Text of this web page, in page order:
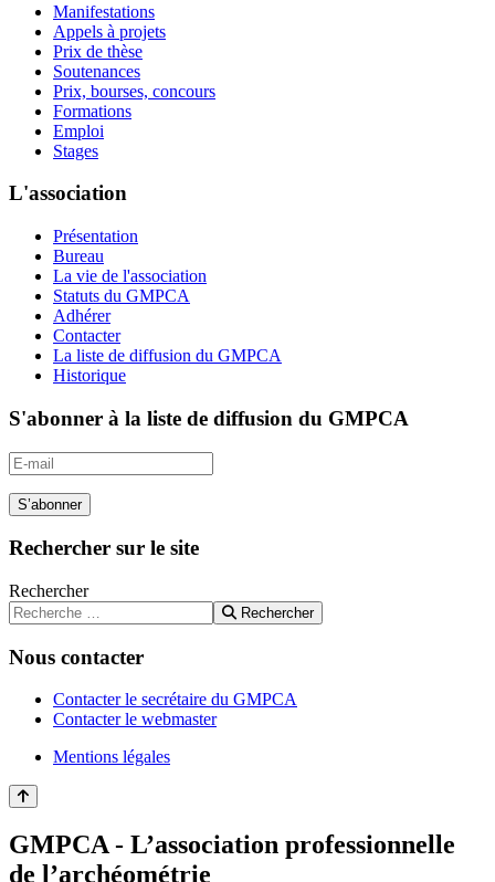
Manifestations
Appels à projets
Prix de thèse
Soutenances
Prix, bourses, concours
Formations
Emploi
Stages
L'association
Présentation
Bureau
La vie de l'association
Statuts du GMPCA
Adhérer
Contacter
La liste de diffusion du GMPCA
Historique
S'abonner à la liste de diffusion du GMPCA
S’abonner
Rechercher sur le site
Rechercher
Rechercher
Nous contacter
Contacter le secrétaire du GMPCA
Contacter le webmaster
Mentions légales
GMPCA - L’association professionnelle
de l’archéométrie